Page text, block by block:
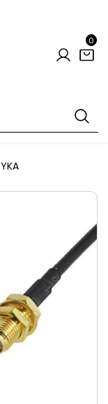
0
YKA